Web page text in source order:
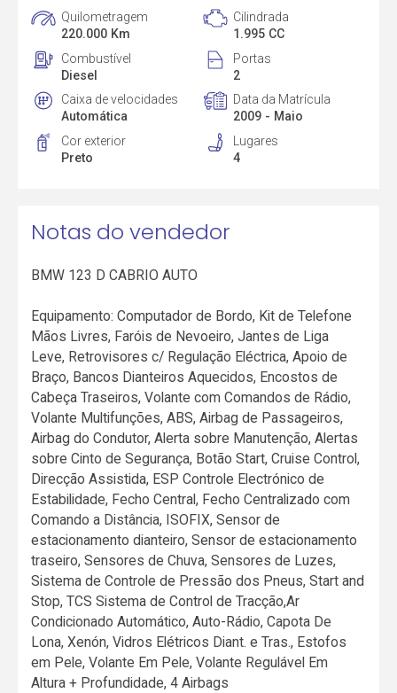
Quilometragem
220.000 Km
Cilindrada
1.995 CC
Combustível
Diesel
Portas
2
Caixa de velocidades
Automática
Data da Matrícula
2009 - Maio
Cor exterior
Preto
Lugares
4
Notas do vendedor
BMW 123 D CABRIO AUTO
Equipamento: Computador de Bordo, Kit de Telefone
Mãos Livres, Faróis de Nevoeiro, Jantes de Liga
Leve, Retrovisores c/ Regulação Eléctrica, Apoio de
Braço, Bancos Dianteiros Aquecidos, Encostos de
Cabeça Traseiros, Volante com Comandos de Rádio,
Volante Multifunções, ABS, Airbag de Passageiros,
Airbag do Condutor, Alerta sobre Manutenção, Alertas
sobre Cinto de Segurança, Botão Start, Cruise Control,
Direcção Assistida, ESP Controle Electrónico de
Estabilidade, Fecho Central, Fecho Centralizado com
Comando a Distância, ISOFIX, Sensor de
estacionamento dianteiro, Sensor de estacionamento
traseiro, Sensores de Chuva, Sensores de Luzes,
Sistema de Controle de Pressão dos Pneus, Start and
Stop, TCS Sistema de Control de Tracção,Ar
Condicionado Automático, Auto-Rádio, Capota De
Lona, Xenón, Vidros Elétricos Diant. e Tras., Estofos
em Pele, Volante Em Pele, Volante Regulável Em
Altura + Profundidade, 4 Airbags